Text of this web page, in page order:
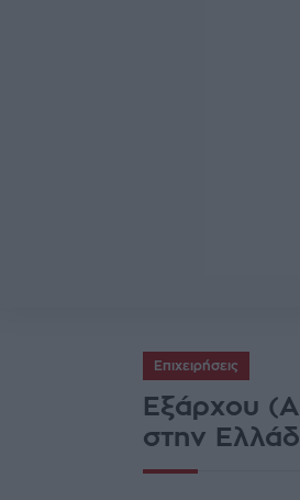
Επιχειρήσεις
Εξάρχου
στην